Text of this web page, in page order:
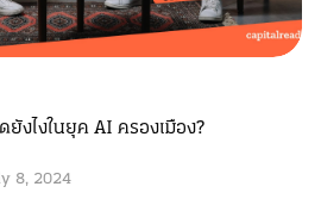
งไงในยุค AI ครองเมือง?
8, 2024